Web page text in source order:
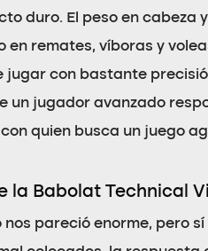
duro. El peso en cabeza
en remates, víboras y
jugar con bastante
un jugador avanzado
quien busca un juego
la Babolat Technical
nos pareció enorme, pero sí